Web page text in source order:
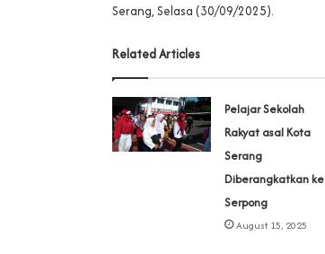
Serang, Selasa (30/09/2025).
Related Articles
Pelajar Sekolah
Rakyat asal Kota
Serang
Diberangkatkan ke
Serpong‎
August 15, 2025